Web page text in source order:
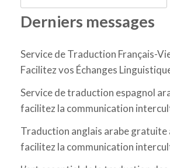
Derniers messages
Service de Traduction Français-
Facilitez vos Échanges
Service de traduction espagnol
facilitez la communication
Traduction anglais arabe gratuite
facilitez la communication